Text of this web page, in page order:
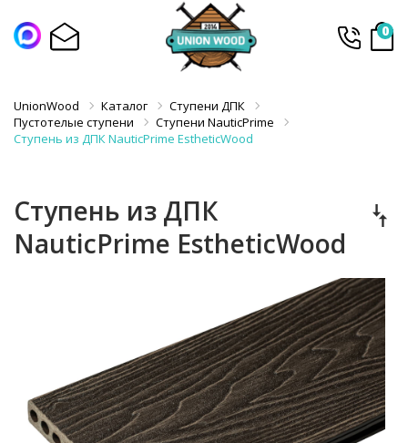
0
UnionWood Каталог
Ступени ДПК
Пустотелые ступени
Ступени NauticPrime
Ступень из ДПК NauticPrime EstheticWood
Ступень из ДПК
NauticPrime EstheticWood